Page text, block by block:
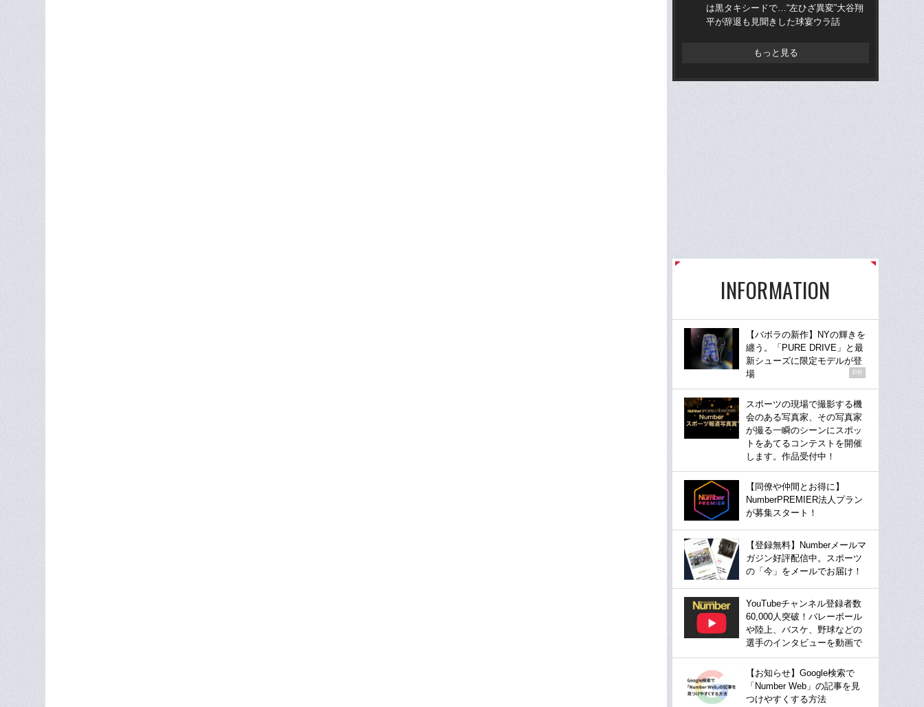
は黒タキシードで…“左ひざ異変”大谷翔
平が辞退も見聞きした球宴ウラ話
もっと見る
INFORMATION
【バボラの新作】NYの輝きを
纏う。「PURE DRIVE」と最
新シューズに限定モデルが登
場
PR
スポーツの現場で撮影する機
会のある写真家、その写真家
が撮る一瞬のシーンにスポッ
トをあてるコンテストを開催
します。作品受付中！
【同僚や仲間とお得に】
NumberPREMIER法人プラン
が募集スタート！
【登録無料】Numberメールマ
ガジン好評配信中。スポーツ
の「今」をメールでお届け！
YouTubeチャンネル登録者数
60,000人突破！バレーボール
や陸上、バスケ、野球などの
選手のインタビューを動画で
【お知らせ】Google検索で
「Number Web」の記事を見
つけやすくする方法